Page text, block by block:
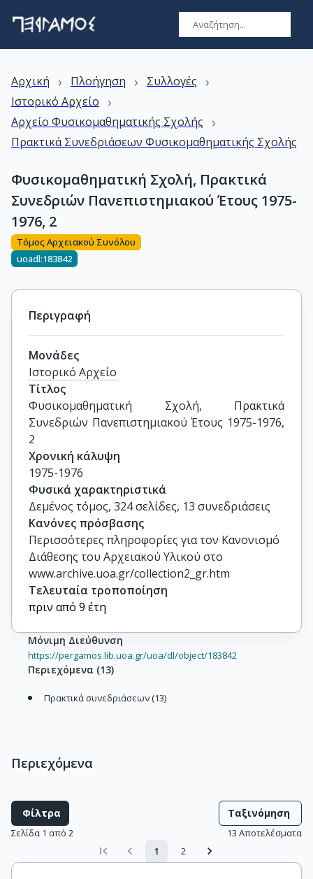
Αρχική › Πλοήγηση › Συλλογές ›
Ιστορικό Αρχείο ›
Αρχείο Φυσικομαθηματικής Σχολής ›
Πρακτικά Συνεδριάσεων Φυσικομαθηματικής Σχολής
Φυσικομαθηματική Σχολή, Πρακτικά
Συνεδριών Πανεπιστημιακού Έτους 1975-
1976, 2
Τόμος Αρχειακού Συνόλου
uoadl:183842
Περιγραφή
Μονάδες
Ιστορικό Αρχείο
Τίτλος
Φυσικομαθηματική Σχολή, Πρακτικά
Συνεδριών Πανεπιστημιακού Έτους 1975-1976,
2
Χρονική κάλυψη
1975-1976
Φυσικά χαρακτηριστικά
Δεμένος τόμος, 324 σελίδες, 13 συνεδριάσεις
Κανόνες πρόσβασης
Περισσότερες πληροφορίες για τον Κανονισμό
Διάθεσης του Αρχειακού Υλικού στο
www.archive.uoa.gr/collection2_gr.htm
Τελευταία τροποποίηση
πριν από 9 έτη
Μόνιμη Διεύθυνση
https://pergamos.lib.uoa.gr/uoa/dl/object/183842
Περιεχόμενα (13)
Πρακτικά συνεδριάσεων (13)
Περιεχόμενα
Φίλτρα Ταξινόμηση
Σελίδα 1 από 2 13 Αποτελέσματα
1
2